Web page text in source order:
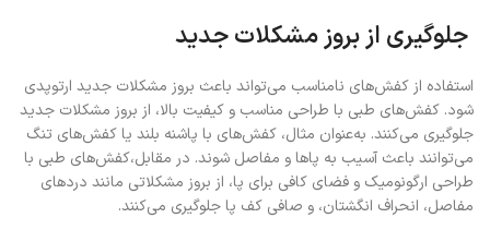
جلوگیری از بروز مشکلات جدید
استفاده از کفش‌های نامناسب می‌تواند باعث بروز مشکلات جدید ارتوپدی
شود. کفش‌های طبی با طراحی مناسب و کیفیت بالا، از بروز مشکلات جدید
جلوگیری می‌کنند. به‌عنوان مثال، کفش‌های با پاشنه بلند یا کفش‌های تنگ
می‌توانند باعث آسیب به پاها و مفاصل شوند. در مقابل،کفش‌های طبی با
طراحی ارگونومیک و فضای کافی برای پا، از بروز مشکلاتی مانند دردهای
مفاصل، انحراف انگشتان، و صافی کف پا جلوگیری می‌کنند.